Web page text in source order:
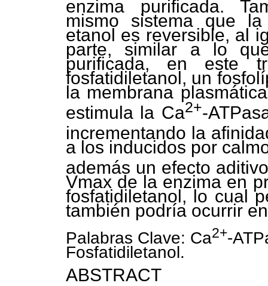
enzima purificada.
mismo sistema que
etanol es reversible, al
parte, similar a lo
purificada, en este
fosfatidiletanol, un
la membrana
estimula la Ca2+-
incrementando la
a los inducidos por
además un efecto
Vmax de la enzima en
fosfatidiletanol, lo cual
también podría ocurrir
Palabras Clave: Ca2+-
Fosfatidiletanol.
ABSTRACT